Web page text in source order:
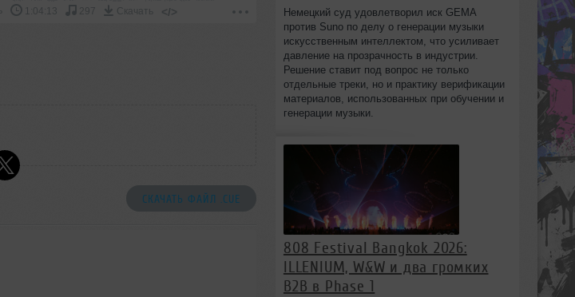
1:04:13 297 Скачать </>
СКАЧАТЬ ФАЙЛ .CUE
Немецкий суд удовлетворил иск GEMA
против Suno по делу о генерации музыки
искусственным интеллектом, что усиливает
давление на прозрачность в индустрии.
Решение ставит под вопрос не только
отдельные треки, но и практику верификации
материалов, использованных при обучении и
генерации музыки.
808 Festival Bangkok 2026:
ILLENIUM, W&W и два громких
B2B в Phase 1